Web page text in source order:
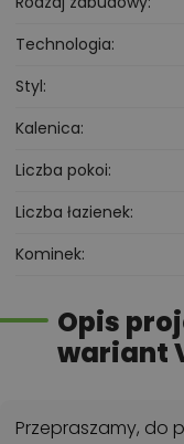
Technologia
Styl
Kalenica
Liczba pokoi
Liczba łazienek
Kominek
Opis
wariant
Przepraszamy, do